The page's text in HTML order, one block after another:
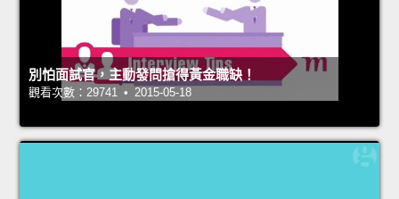
別怕面試官，主動發問搶得黃金職缺！
觀看次數：29741 • 2015-05-18